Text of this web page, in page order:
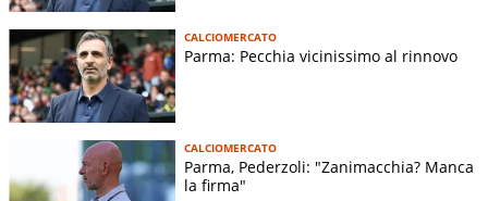
CALCIOMERCATO
Parma: Pecchia vicinissimo al rinnovo
CALCIOMERCATO
Parma, Pederzoli: "Zanimacchia? Manca
la firma"